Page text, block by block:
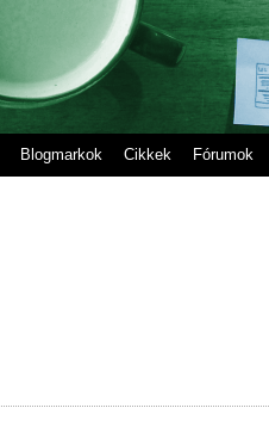
Blogmarkok Cikkek Fórumok